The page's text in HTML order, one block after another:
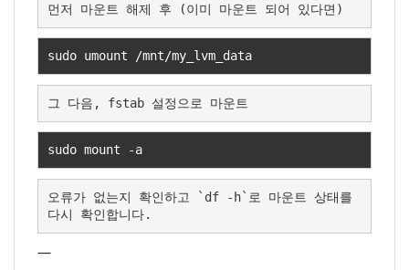
먼저 마운트 해제 후 (이미 마운트 되어 있다면)
sudo umount /mnt/my_lvm_data
그 다음, fstab 설정으로 마운트
sudo mount -a
오류가 없는지 확인하고 `df -h`로 마운트 상태를
다시 확인합니다.
—